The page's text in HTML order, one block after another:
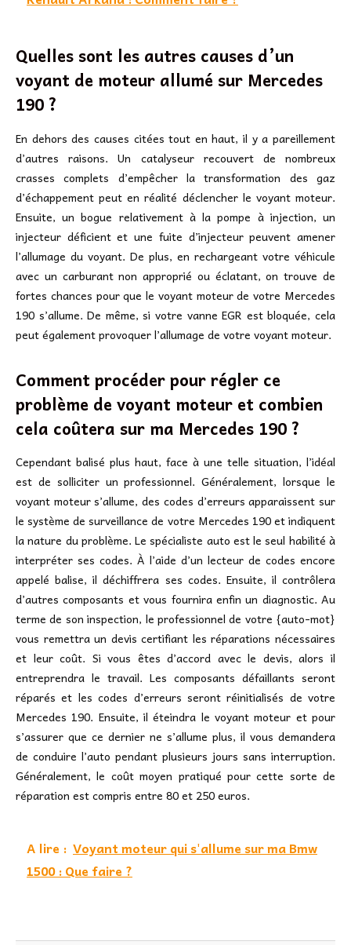
Quelles sont les autres causes d’un
voyant de moteur allumé sur Mercedes
190 ?
En dehors des causes citées tout en haut, il y a pareillement
d’autres raisons. Un catalyseur recouvert de nombreux
crasses complets d’empêcher la transformation des gaz
d’échappement peut en réalité déclencher le voyant moteur.
Ensuite, un bogue relativement à la pompe à injection, un
injecteur déficient et une fuite d’injecteur peuvent amener
l’allumage du voyant. De plus, en rechargeant votre véhicule
avec un carburant non approprié ou éclatant, on trouve de
fortes chances pour que le voyant moteur de votre Mercedes
190 s’allume. De même, si votre vanne EGR est bloquée, cela
peut également provoquer l’allumage de votre voyant moteur.
Comment procéder pour régler ce
problème de voyant moteur et combien
cela coûtera sur ma Mercedes 190 ?
Cependant balisé plus haut, face à une telle situation, l’idéal
est de solliciter un professionnel. Généralement, lorsque le
voyant moteur s’allume, des codes d’erreurs apparaissent sur
le système de surveillance de votre Mercedes 190 et indiquent
la nature du problème. Le spécialiste auto est le seul habilité à
interpréter ses codes. À l’aide d’un lecteur de codes encore
appelé balise, il déchiffrera ses codes. Ensuite, il contrôlera
d’autres composants et vous fournira enfin un diagnostic. Au
terme de son inspection, le professionnel de votre {auto-mot}
vous remettra un devis certifiant les réparations nécessaires
et leur coût. Si vous êtes d’accord avec le devis, alors il
entreprendra le travail. Les composants défaillants seront
réparés et les codes d’erreurs seront réinitialisés de votre
Mercedes 190. Ensuite, il éteindra le voyant moteur et pour
s’assurer que ce dernier ne s’allume plus, il vous demandera
de conduire l’auto pendant plusieurs jours sans interruption.
Généralement, le coût moyen pratiqué pour cette sorte de
réparation est compris entre 80 et 250 euros.
A lire : Voyant moteur qui s'allume sur ma Bmw
1500 : Que faire ?